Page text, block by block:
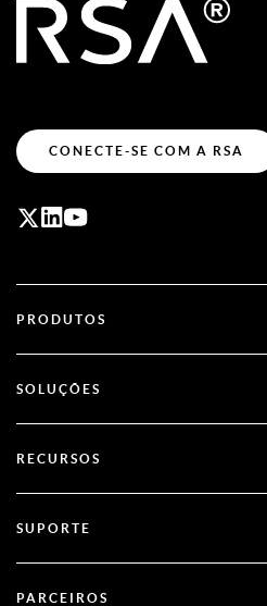
CONECTE-SE COM A RSA
PRODUTOS
SecurID
SOLUÇÕES
Autenticação Multifator
Serviços financeiros
RECURSOS
Blog
SUPORTE
PARCEIROS